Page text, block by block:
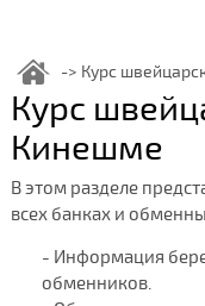
курс от
Выберите
действие:
Курс
Курс
Кинешме
В этом разделе
всех банках и
- Информация
обменников.